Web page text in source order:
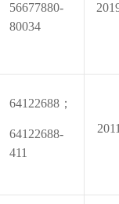
56677880-
80034
64122688；
64122688-
411